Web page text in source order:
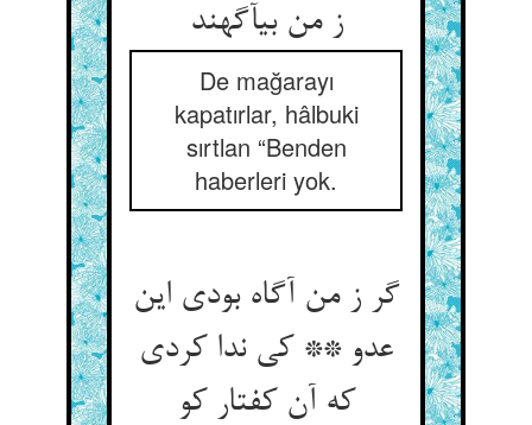
ز من بی‏آگهند
De mağarayı
kapatırlar, hâlbuki
sırtlan “Benden
haberleri yok.
گر ز من آگاه بودی این
عدو ** کی ندا کردی
که آن کفتار کو